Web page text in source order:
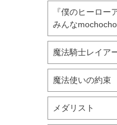
『僕のヒーロー
みんなmochocho
魔法騎士レイア
魔法使いの約束
メダリスト